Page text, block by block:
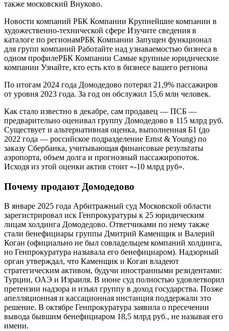
также московский Внуково.
Новости компаний РБК Компании Крупнейшие компании в
художественно-технической сфере Изучите сведения в
каталоге по регионамРБК Компании Запущен функционал
для групп компаний Работайте над узнаваемостью бизнеса в
одном профилеРБК Компании Самые крупные юридические
компании Узнайте, кто есть кто в бизнесе вашего региона
По итогам 2024 года Домодедово потерял 21,9% пассажиров
от уровня 2023 года. За год он обслужил 15,6 млн человек.
Как стало известно в декабре, сам продавец — ПСБ —
предварительно оценивал группу Домодедово в 115 млрд руб.
Существует и альтернативная оценка, выполненная Б1 (до
2022 года — российское подразделение Ernst & Young) по
заказу Сбербанка, учитывающая финансовые результаты
аэропорта, объем долга и прогнозный пассажиропоток.
Исходя из этой оценки актив стоит «-10 млрд руб».
Почему продают Домодедово
В январе 2025 года Арбитражный суд Московской области
зарегистрировал иск Генпрокуратуры к 25 юридическим
лицам холдинга Домодедово. Ответчиками по нему также
стали бенефициары группы Дмитрий Каменщик и Валерий
Коган (официально не был совладельцем компаний холдинга,
но Генпрокуратура называла его бенефициаром). Надзорный
орган утверждал, что Каменщик и Коган владеют
стратегическим активом, будучи иностранными резидентами:
Турции, ОАЭ и Израиля. В июне суд полностью удовлетворил
претензии надзора и изъял группу в доход государства. Позже
апелляционная и кассационная инстанция поддержали это
решение. В октябре Генпрокуратура заявила о пресечении
вывода бывшим бенефициаром 18,5 млрд руб., не называя его
имени.